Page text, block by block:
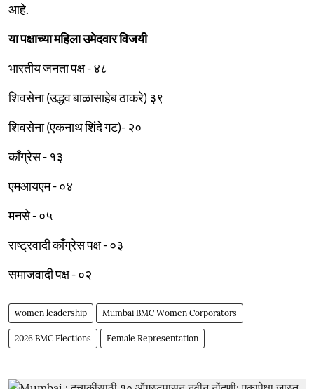
आहे.
या पक्षाच्या महिला उमेदवार विजयी
भारतीय जनता पक्ष - ४८
शिवसेना (उद्धव बाळासाहेब ठाकरे) ३९
शिवसेना (एकनाथ शिंदे गट)- २०
काँग्रेस - १३
एमआयएम - ०४
मनसे - ०५
राष्ट्रवादी काँग्रेस पक्ष - ०३
समाजवादी पक्ष - ०२
women leadership Mumbai BMC Women Corporators
2026 BMC Elections Female Representation